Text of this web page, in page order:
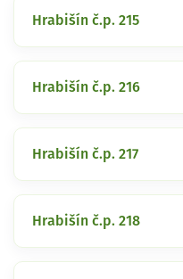
Hrabišín č.p. 215
Hrabišín č.p. 216
Hrabišín č.p. 217
Hrabišín č.p. 218